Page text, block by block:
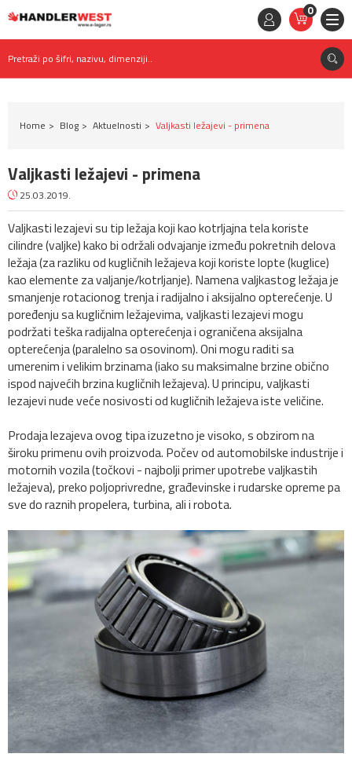
0
STAVKE
0,
RSD
Pretraži po šifri, nazivu, dimenziji..
Home Blog Aktuelnosti Valjkasti ležajevi - primena
Valjkasti ležajevi - primena
25.03.2019.
Valjkasti lezajevi su tip ležaja koji kao kotrljajna tela koriste
cilindre (valjke) kako bi održali odvajanje između pokretnih delova
ležaja (za razliku od kugličnih ležajeva koji koriste lopte (kuglice)
kao elemente za valjanje/kotrljanje). Namena valjkastog ležaja je
smanjenje rotacionog trenja i radijalno i aksijalno opterećenje. U
poređenju sa kugličnim ležajevima, valjkasti lezajevi mogu
podržati teška radijalna opterećenja i ograničena aksijalna
opterećenja (paralelno sa osovinom). Oni mogu raditi sa
umerenim i velikim brzinama (iako su maksimalne brzine obično
ispod najvećih brzina kugličnih ležajeva). U principu, valjkasti
lezajevi nude veće nosivosti od kugličnih ležajeva iste veličine.
Prodaja lezajeva ovog tipa izuzetno je visoko, s obzirom na
široku primenu ovih proizvoda. Počev od automobilske industrije i
motornih vozila (točkovi - najbolji primer upotrebe valjkastih
ležajeva), preko poljoprivredne, građevinske i rudarske opreme pa
sve do raznih propelera, turbina, ali i robota.